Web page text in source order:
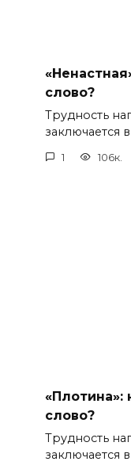
слово?
Трудность
заключается в
1 106к.
«Плотина»:
слово?
Трудность
заключается